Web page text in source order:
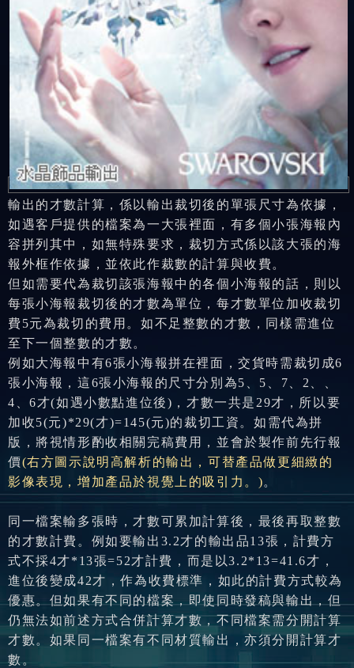
輸出的才數計算，係以輸出裁切後的單張尺寸為依據，
如遇客戶提供的檔案為一大張裡面，有多個小張海報內
容拼列其中，如無特殊要求，裁切方式係以該大張的海
報外框作依據，並依此作裁數的計算與收費。
但如需要代為裁切該張海報中的各個小海報的話，則以
每張小海報裁切後的才數為單位，每才數單位加收裁切
費5元為裁切的費用。如不足整數的才數，同樣需進位
至下一個整數的才數。
例如大海報中有6張小海報拼在裡面，交貨時需裁切成6
張小海報，這6張小海報的尺寸分別為5、5、7、2、、
4、6才(如遇小數點進位後)，才數一共是29才，所以要
加收5(元)*29(才)=145(元)的裁切工資。如需代為拼
版，將視情形酌收相關完稿費用，並會於製作前先行報
價(右方圖示說明高解析的輸出，可替產品做更細緻的
影像表現，增加產品於視覺上的吸引力。)。
同一檔案輸多張時，才數可累加計算後，最後再取整數
的才數計費。例如要輸出3.2才的輸出品13張，計費方
式不採4才*13張=52才計費，而是以3.2*13=41.6才，
進位後變成42才，作為收費標準，如此的計費方式較為
優惠。但如果有不同的檔案，即使同時發稿與輸出，但
仍無法如前述方式合併計算才數，不同檔案需分開計算
才數。如果同一檔案有不同材質輸出，亦須分開計算才
數。